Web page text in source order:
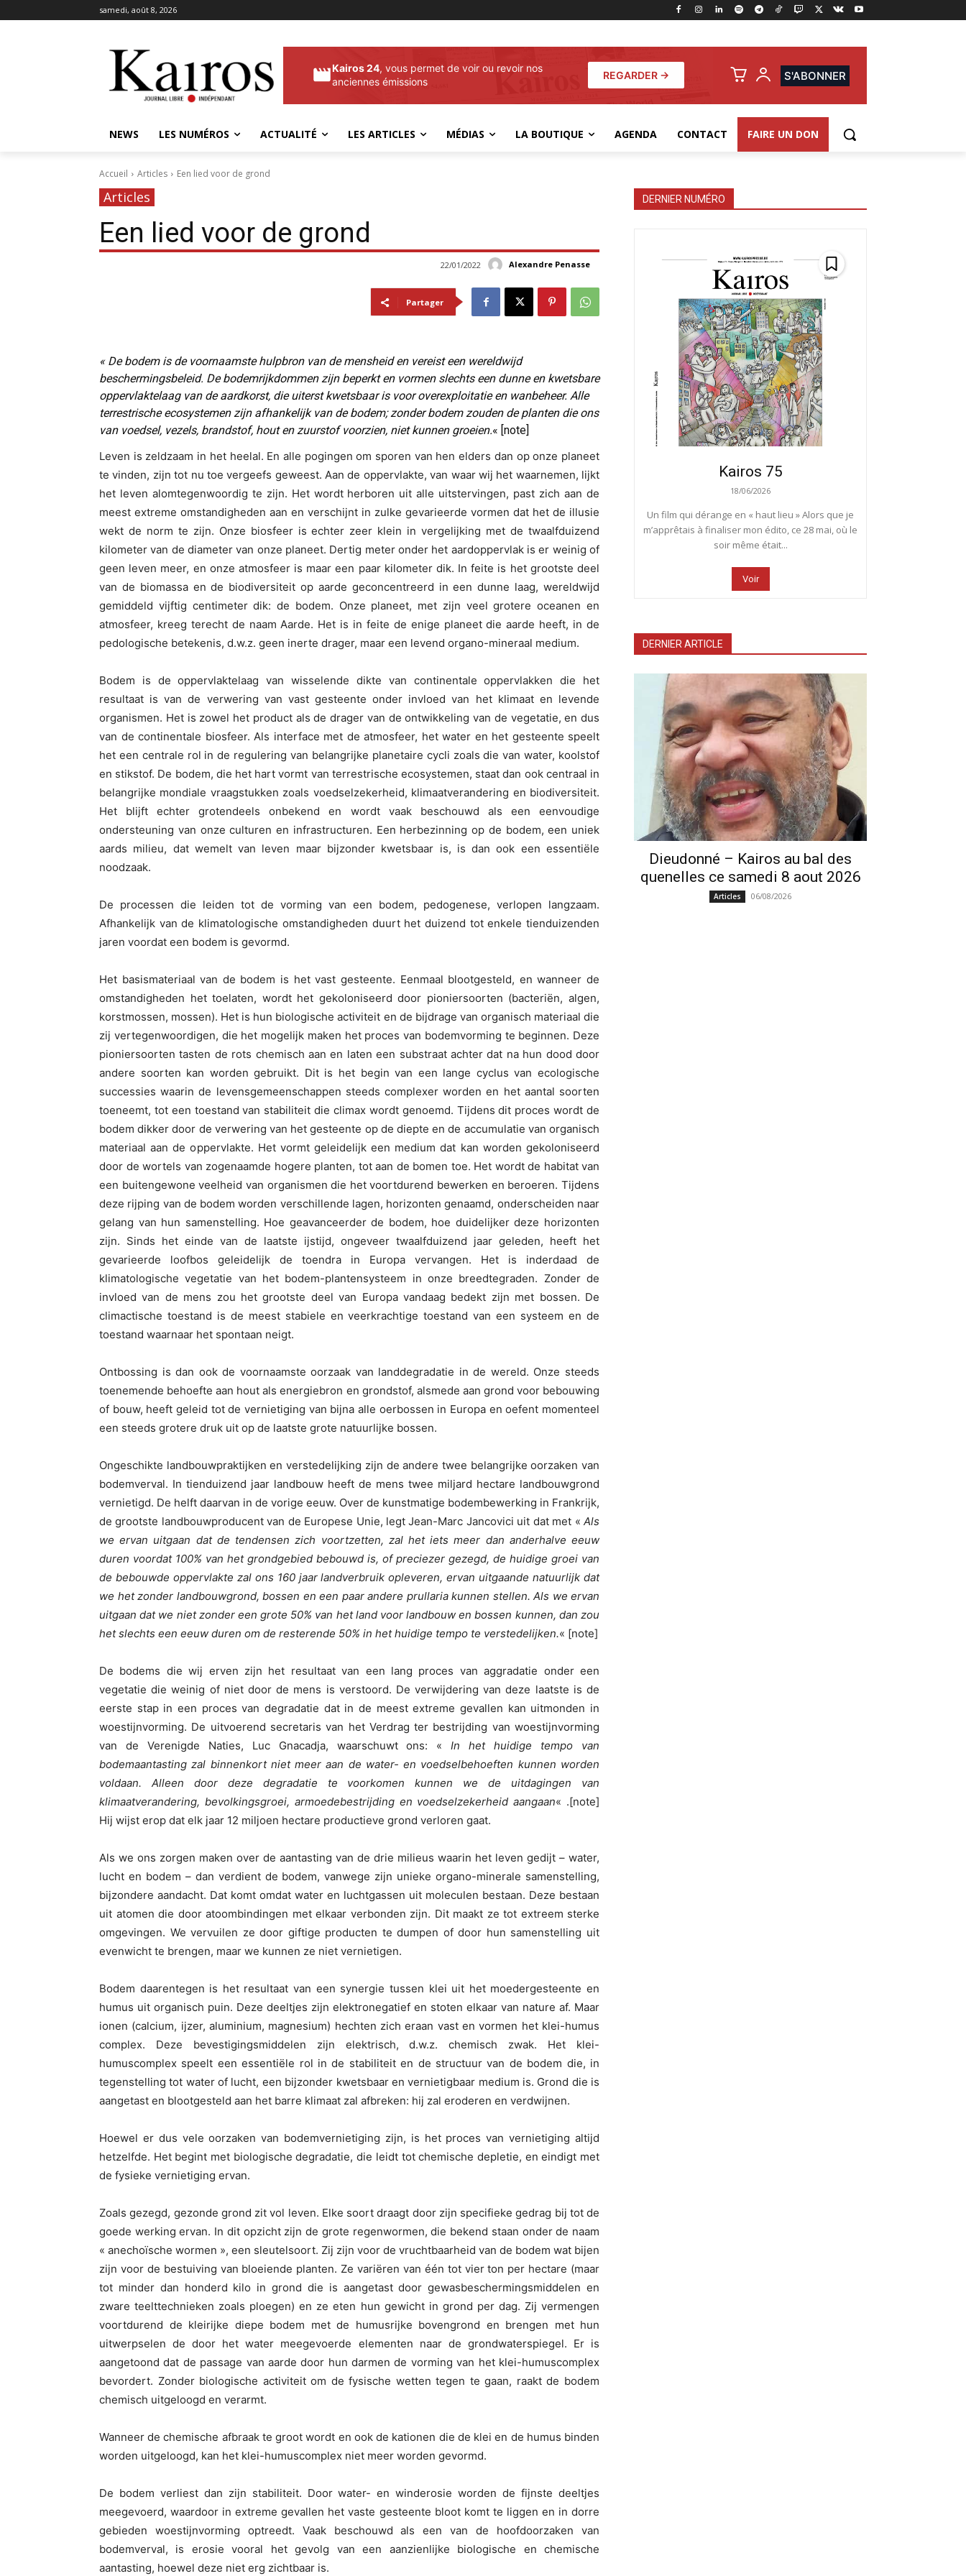
samedi, août 8, 2026
Kairos 24, vous permet de voir ou revoir nos
anciennes émissions
REGARDER → S'ABONNER
NEWS LES NUMÉROS ACTUALITÉ LES ARTICLES MÉDIAS LA BOUTIQUE AGENDA CONTACT FAIRE UN DON
Accueil Articles Een lied voor de grond
Articles
Een lied voor de grond
Alexandre Penasse
22/01/2022
Partager
« De bodem is de voornaamste hulpbron van de mensheid en vereist een wereldwijd
beschermingsbeleid. De bodemrijkdommen zijn beperkt en vormen slechts een dunne en kwetsbare
oppervlaktelaag van de aardkorst, die uiterst kwetsbaar is voor overexploitatie en wanbeheer. Alle
terrestrische ecosystemen zijn afhankelijk van de bodem; zonder bodem zouden de planten die ons
van voedsel, vezels, brandstof, hout en zuurstof voorzien, niet kunnen groeien.« [note]
Leven is zeldzaam in het heelal. En alle pogingen om sporen van hen elders dan op onze planeet
te vinden, zijn tot nu toe vergeefs geweest. Aan de oppervlakte, van waar wij het waarnemen, lijkt
het leven alomtegenwoordig te zijn. Het wordt herboren uit alle uitstervingen, past zich aan de
meest extreme omstandigheden aan en verschijnt in zulke gevarieerde vormen dat het de illusie
wekt de norm te zijn. Onze biosfeer is echter zeer klein in vergelijking met de twaalfduizend
kilometer van de diameter van onze planeet. Dertig meter onder het aardoppervlak is er weinig of
geen leven meer, en onze atmosfeer is maar een paar kilometer dik. In feite is het grootste deel
van de biomassa en de biodiversiteit op aarde geconcentreerd in een dunne laag, wereldwijd
gemiddeld vijftig centimeter dik: de bodem. Onze planeet, met zijn veel grotere oceanen en
atmosfeer, kreeg terecht de naam Aarde. Het is in feite de enige planeet die aarde heeft, in de
pedologische betekenis, d.w.z. geen inerte drager, maar een levend organo-mineraal medium.
Bodem is de oppervlaktelaag van wisselende dikte van continentale oppervlakken die het
resultaat is van de verwering van vast gesteente onder invloed van het klimaat en levende
organismen. Het is zowel het product als de drager van de ontwikkeling van de vegetatie, en dus
van de continentale biosfeer. Als interface met de atmosfeer, het water en het gesteente speelt
het een centrale rol in de regulering van belangrijke planetaire cycli zoals die van water, koolstof
en stikstof. De bodem, die het hart vormt van terrestrische ecosystemen, staat dan ook centraal in
belangrijke mondiale vraagstukken zoals voedselzekerheid, klimaatverandering en biodiversiteit.
Het blijft echter grotendeels onbekend en wordt vaak beschouwd als een eenvoudige
ondersteuning van onze culturen en infrastructuren. Een herbezinning op de bodem, een uniek
aards milieu, dat wemelt van leven maar bijzonder kwetsbaar is, is dan ook een essentiële
noodzaak.
De processen die leiden tot de vorming van een bodem, pedogenese, verlopen langzaam.
Afhankelijk van de klimatologische omstandigheden duurt het duizend tot enkele tienduizenden
jaren voordat een bodem is gevormd.
Het basismateriaal van de bodem is het vast gesteente. Eenmaal blootgesteld, en wanneer de
omstandigheden het toelaten, wordt het gekoloniseerd door pioniersoorten (bacteriën, algen,
korstmossen, mossen). Het is hun biologische activiteit en de bijdrage van organisch materiaal die
zij vertegenwoordigen, die het mogelijk maken het proces van bodemvorming te beginnen. Deze
pioniersoorten tasten de rots chemisch aan en laten een substraat achter dat na hun dood door
andere soorten kan worden gebruikt. Dit is het begin van een lange cyclus van ecologische
successies waarin de levensgemeenschappen steeds complexer worden en het aantal soorten
toeneemt, tot een toestand van stabiliteit die climax wordt genoemd. Tijdens dit proces wordt de
bodem dikker door de verwering van het gesteente op de diepte en de accumulatie van organisch
materiaal aan de oppervlakte. Het vormt geleidelijk een medium dat kan worden gekoloniseerd
door de wortels van zogenaamde hogere planten, tot aan de bomen toe. Het wordt de habitat van
een buitengewone veelheid van organismen die het voortdurend bewerken en beroeren. Tijdens
deze rijping van de bodem worden verschillende lagen, horizonten genaamd, onderscheiden naar
gelang van hun samenstelling. Hoe geavanceerder de bodem, hoe duidelijker deze horizonten
zijn. Sinds het einde van de laatste ijstijd, ongeveer twaalfduizend jaar geleden, heeft het
gevarieerde loofbos geleidelijk de toendra in Europa vervangen. Het is inderdaad de
klimatologische vegetatie van het bodem-plantensysteem in onze breedtegraden. Zonder de
invloed van de mens zou het grootste deel van Europa vandaag bedekt zijn met bossen. De
climactische toestand is de meest stabiele en veerkrachtige toestand van een systeem en de
toestand waarnaar het spontaan neigt.
Ontbossing is dan ook de voornaamste oorzaak van landdegradatie in de wereld. Onze steeds
toenemende behoefte aan hout als energiebron en grondstof, alsmede aan grond voor bebouwing
of bouw, heeft geleid tot de vernietiging van bijna alle oerbossen in Europa en oefent momenteel
een steeds grotere druk uit op de laatste grote natuurlijke bossen.
Ongeschikte landbouwpraktijken en verstedelijking zijn de andere twee belangrijke oorzaken van
bodemverval. In tienduizend jaar landbouw heeft de mens twee miljard hectare landbouwgrond
vernietigd. De helft daarvan in de vorige eeuw. Over de kunstmatige bodembewerking in Frankrijk,
de grootste landbouwproducent van de Europese Unie, legt Jean-Marc Jancovici uit dat met « Als
we ervan uitgaan dat de tendensen zich voortzetten, zal het iets meer dan anderhalve eeuw
duren voordat 100% van het grondgebied bebouwd is, of preciezer gezegd, de huidige groei van
de bebouwde oppervlakte zal ons 160 jaar landverbruik opleveren, ervan uitgaande natuurlijk dat
we het zonder landbouwgrond, bossen en een paar andere prullaria kunnen stellen. Als we ervan
uitgaan dat we niet zonder een grote 50% van het land voor landbouw en bossen kunnen, dan zou
het slechts een eeuw duren om de resterende 50% in het huidige tempo te verstedelijken.« [note]
De bodems die wij erven zijn het resultaat van een lang proces van aggradatie onder een
vegetatie die weinig of niet door de mens is verstoord. De verwijdering van deze laatste is de
eerste stap in een proces van degradatie dat in de meest extreme gevallen kan uitmonden in
woestijnvorming. De uitvoerend secretaris van het Verdrag ter bestrijding van woestijnvorming
van de Verenigde Naties, Luc Gnacadja, waarschuwt ons: «In het huidige tempo van
bodemaantasting zal binnenkort niet meer aan de water- en voedselbehoeften kunnen worden
voldaan. Alleen door deze degradatie te voorkomen kunnen we de uitdagingen van
klimaatverandering, bevolkingsgroei, armoedebestrijding en voedselzekerheid aangaan« .[note]
Hij wijst erop dat elk jaar 12 miljoen hectare productieve grond verloren gaat.
Als we ons zorgen maken over de aantasting van de drie milieus waarin het leven gedijt – water,
lucht en bodem – dan verdient de bodem, vanwege zijn unieke organo-minerale samenstelling,
bijzondere aandacht. Dat komt omdat water en luchtgassen uit moleculen bestaan. Deze bestaan
uit atomen die door atoombindingen met elkaar verbonden zijn. Dit maakt ze tot extreem sterke
omgevingen. We vervuilen ze door giftige producten te dumpen of door hun samenstelling uit
evenwicht te brengen, maar we kunnen ze niet vernietigen.
Bodem daarentegen is het resultaat van een synergie tussen klei uit het moedergesteente en
humus uit organisch puin. Deze deeltjes zijn elektronegatief en stoten elkaar van nature af. Maar
ionen (calcium, ijzer, aluminium, magnesium) hechten zich eraan vast en vormen het klei-humus
complex. Deze bevestigingsmiddelen zijn elektrisch, d.w.z. chemisch zwak. Het klei-
humuscomplex speelt een essentiële rol in de stabiliteit en de structuur van de bodem die, in
tegenstelling tot water of lucht, een bijzonder kwetsbaar en vernietigbaar medium is. Grond die is
aangetast en blootgesteld aan het barre klimaat zal afbreken: hij zal eroderen en verdwijnen.
Hoewel er dus vele oorzaken van bodemvernietiging zijn, is het proces van vernietiging altijd
hetzelfde. Het begint met biologische degradatie, die leidt tot chemische depletie, en eindigt met
de fysieke vernietiging ervan.
Zoals gezegd, gezonde grond zit vol leven. Elke soort draagt door zijn specifieke gedrag bij tot de
goede werking ervan. In dit opzicht zijn de grote regenwormen, die bekend staan onder de naam
« anechoïsche wormen », een sleutelsoort. Zij zijn voor de vruchtbaarheid van de bodem wat bijen
zijn voor de bestuiving van bloeiende planten. Ze variëren van één tot vier ton per hectare (maar
tot minder dan honderd kilo in grond die is aangetast door gewasbeschermingsmiddelen en
zware teelttechnieken zoals ploegen) en ze eten hun gewicht in grond per dag. Zij vermengen
voortdurend de kleirijke diepe bodem met de humusrijke bovengrond en brengen met hun
uitwerpselen de door het water meegevoerde elementen naar de grondwaterspiegel. Er is
aangetoond dat de passage van aarde door hun darmen de vorming van het klei-humuscomplex
bevordert. Zonder biologische activiteit om de fysische wetten tegen te gaan, raakt de bodem
chemisch uitgeloogd en verarmt.
Wanneer de chemische afbraak te groot wordt en ook de kationen die de klei en de humus binden
worden uitgeloogd, kan het klei-humuscomplex niet meer worden gevormd.
De bodem verliest dan zijn stabiliteit. Door water- en winderosie worden de fijnste deeltjes
meegevoerd, waardoor in extreme gevallen het vaste gesteente bloot komt te liggen en in dorre
gebieden woestijnvorming optreedt. Vaak beschouwd als een van de hoofdoorzaken van
bodemverval, is erosie vooral het gevolg van een aanzienlijke biologische en chemische
aantasting, hoewel deze niet erg zichtbaar is.
DERNIER NUMÉRO
Kairos 75
18/06/2026
Un film qui dérange en « haut lieu » Alors que je
m’apprêtais à finaliser mon édito, ce 28 mai, où le
soir même était...
Voir
DERNIER ARTICLE
Dieudonné – Kairos au bal des
quenelles ce samedi 8 aout 2026
Articles 06/08/2026